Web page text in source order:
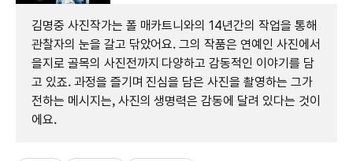
김명중 사진작가는 폴 매카트니와의 14년간의 작업을 통해
관찰자의 눈을 갈고 닦았어요. 그의 작품은 연예인 사진에서
을지로 골목의 사진전까지 다양하고 감동적인 이야기를 담
고 있죠. 과정을 즐기며 진심을 담은 사진을 촬영하는 그가
전하는 메시지는, 사진의 생명력은 감동에 달려 있다는 것이
에요.